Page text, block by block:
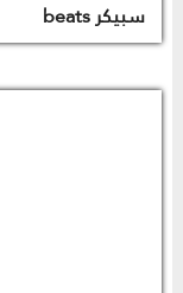
سبيكر beats